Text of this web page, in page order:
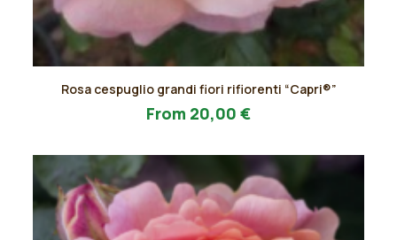
prodotto
opzioni
possono
essere
Rosa cespuglio grandi fiori rifiorenti “Capri®”
From 20,00 €